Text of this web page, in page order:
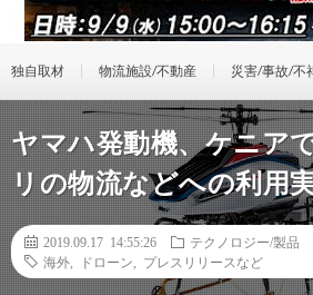
独自取材 物流施設/不動産 災害/事故/不
ヤマハ発動機、ケニア
リの物流などへの利用
2019.09.17 14:55:26
テクノロジー/製品
海外
ドローン プレスリリースなど